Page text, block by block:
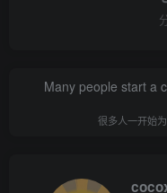
Many people start a
很多人一开始